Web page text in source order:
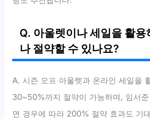
Q. 아울렛이나 세일을 활용
나 절약할 수 있나요?
A. 시즌 오프 아울렛과 온라인 세일을
30~50%까지 절약이 가능하며, 임서
면 경우에 따라 200% 절약 효과도 기